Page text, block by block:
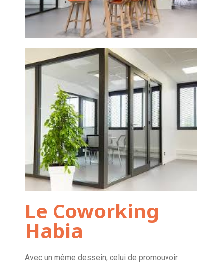
Le Coworking
Habia
Avec un même dessein, celui de promouvoir